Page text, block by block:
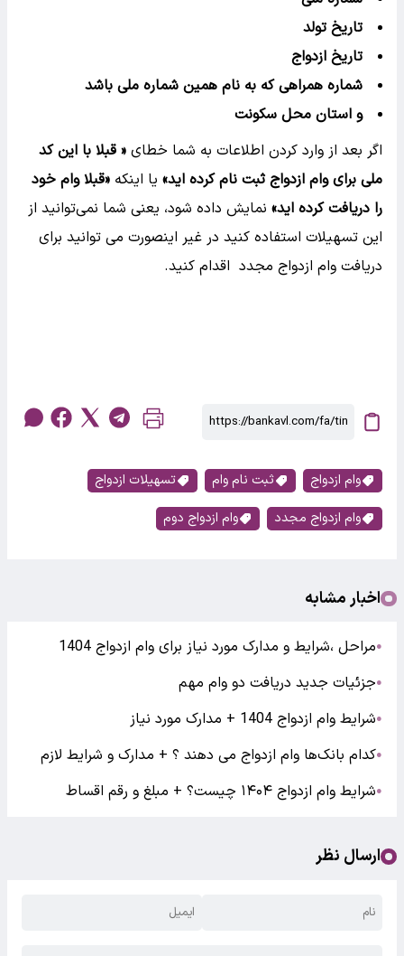
تاریخ تولد
تاریخ ازدواج
شماره همراهی که به نام همین شماره ملی باشد
و استان محل سکونت
اگر بعد از وارد کردن اطلاعات به شما خطای « قبلا با این کد
ملی برای وام ازدواج ثبت نام کرده اید» یا اینکه «قبلا وام خود
را دریافت کرده اید» نمایش داده شود، یعنی شما نمی‌توانید از
این تسهیلات استفاده کنید در غیر اینصورت می توانید برای
دریافت وام ازدواج مجدد اقدام کنید.
وام ازدواج ثبت نام وام
تسهیلات ازدواج
وام ازدواج مجدد
وام ازدواج دوم
اخبار مشابه
●مراحل ،شرایط و مدارک مورد نیاز برای وام ازدواج 1404
●جزئیات جدید دریافت دو وام مهم
●شرایط وام ازدواج 1404 + مدارک مورد نیاز
●کدام بانک‌ها وام ازدواج می دهند ؟ + مدارک و شرایط لازم
●شرایط وام ازدواج ۱۴۰۴ چیست؟ + مبلغ و رقم اقساط
ارسال نظر